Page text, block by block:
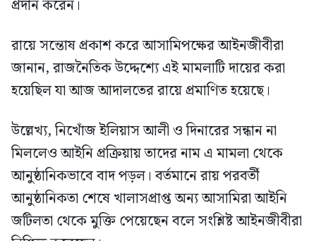
প্রদান করেন।
রায়ে সন্তোষ প্রকাশ করে আসামিপক্ষের আইনজীবীরা
জানান, রাজনৈতিক উদ্দেশ্যে এই মামলাটি দায়ের করা
হয়েছিল যা আজ আদালতের রায়ে প্রমাণিত হয়েছে।
উল্লেখ্য, নিখোঁজ ইলিয়াস আলী ও দিনারের সন্ধান না
মিললেও আইনি প্রক্রিয়ায় তাদের নাম এ মামলা থেকে
আনুষ্ঠানিকভাবে বাদ পড়ল। বর্তমানে রায় পরবর্তী
আনুষ্ঠানিকতা শেষে খালাসপ্রাপ্ত অন্য আসামিরা আইনি
জটিলতা থেকে মুক্তি পেয়েছেন বলে সংশ্লিষ্ট আইনজীবীরা